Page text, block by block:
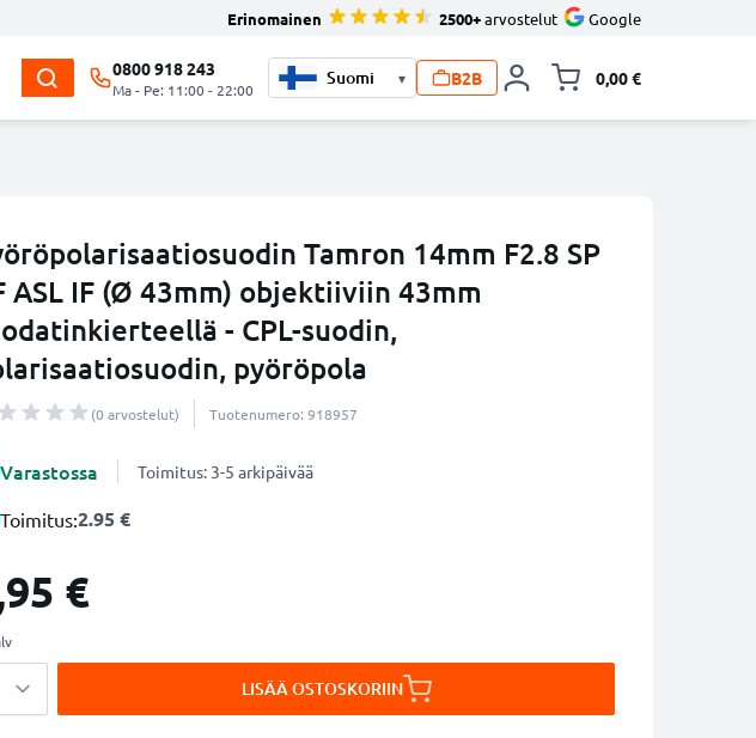
Erinomainen 2500+arvostelut Google
0800 918 243
Ma - Pe: 11:00 - 22:00
▾ B2B 0,00 €
Tamron 14mm F2.8 SP
ASL IF (Ø 43mm) objektiiviin 43mm
- CPL-suodin,
pyöröpola
(0 arvostelut) Tuotenumero: 918957
Varastossa Toimitus: 3-5 arkipäivää
Toimitus:2.95 €
€
LISÄÄ OSTOSKORIIN